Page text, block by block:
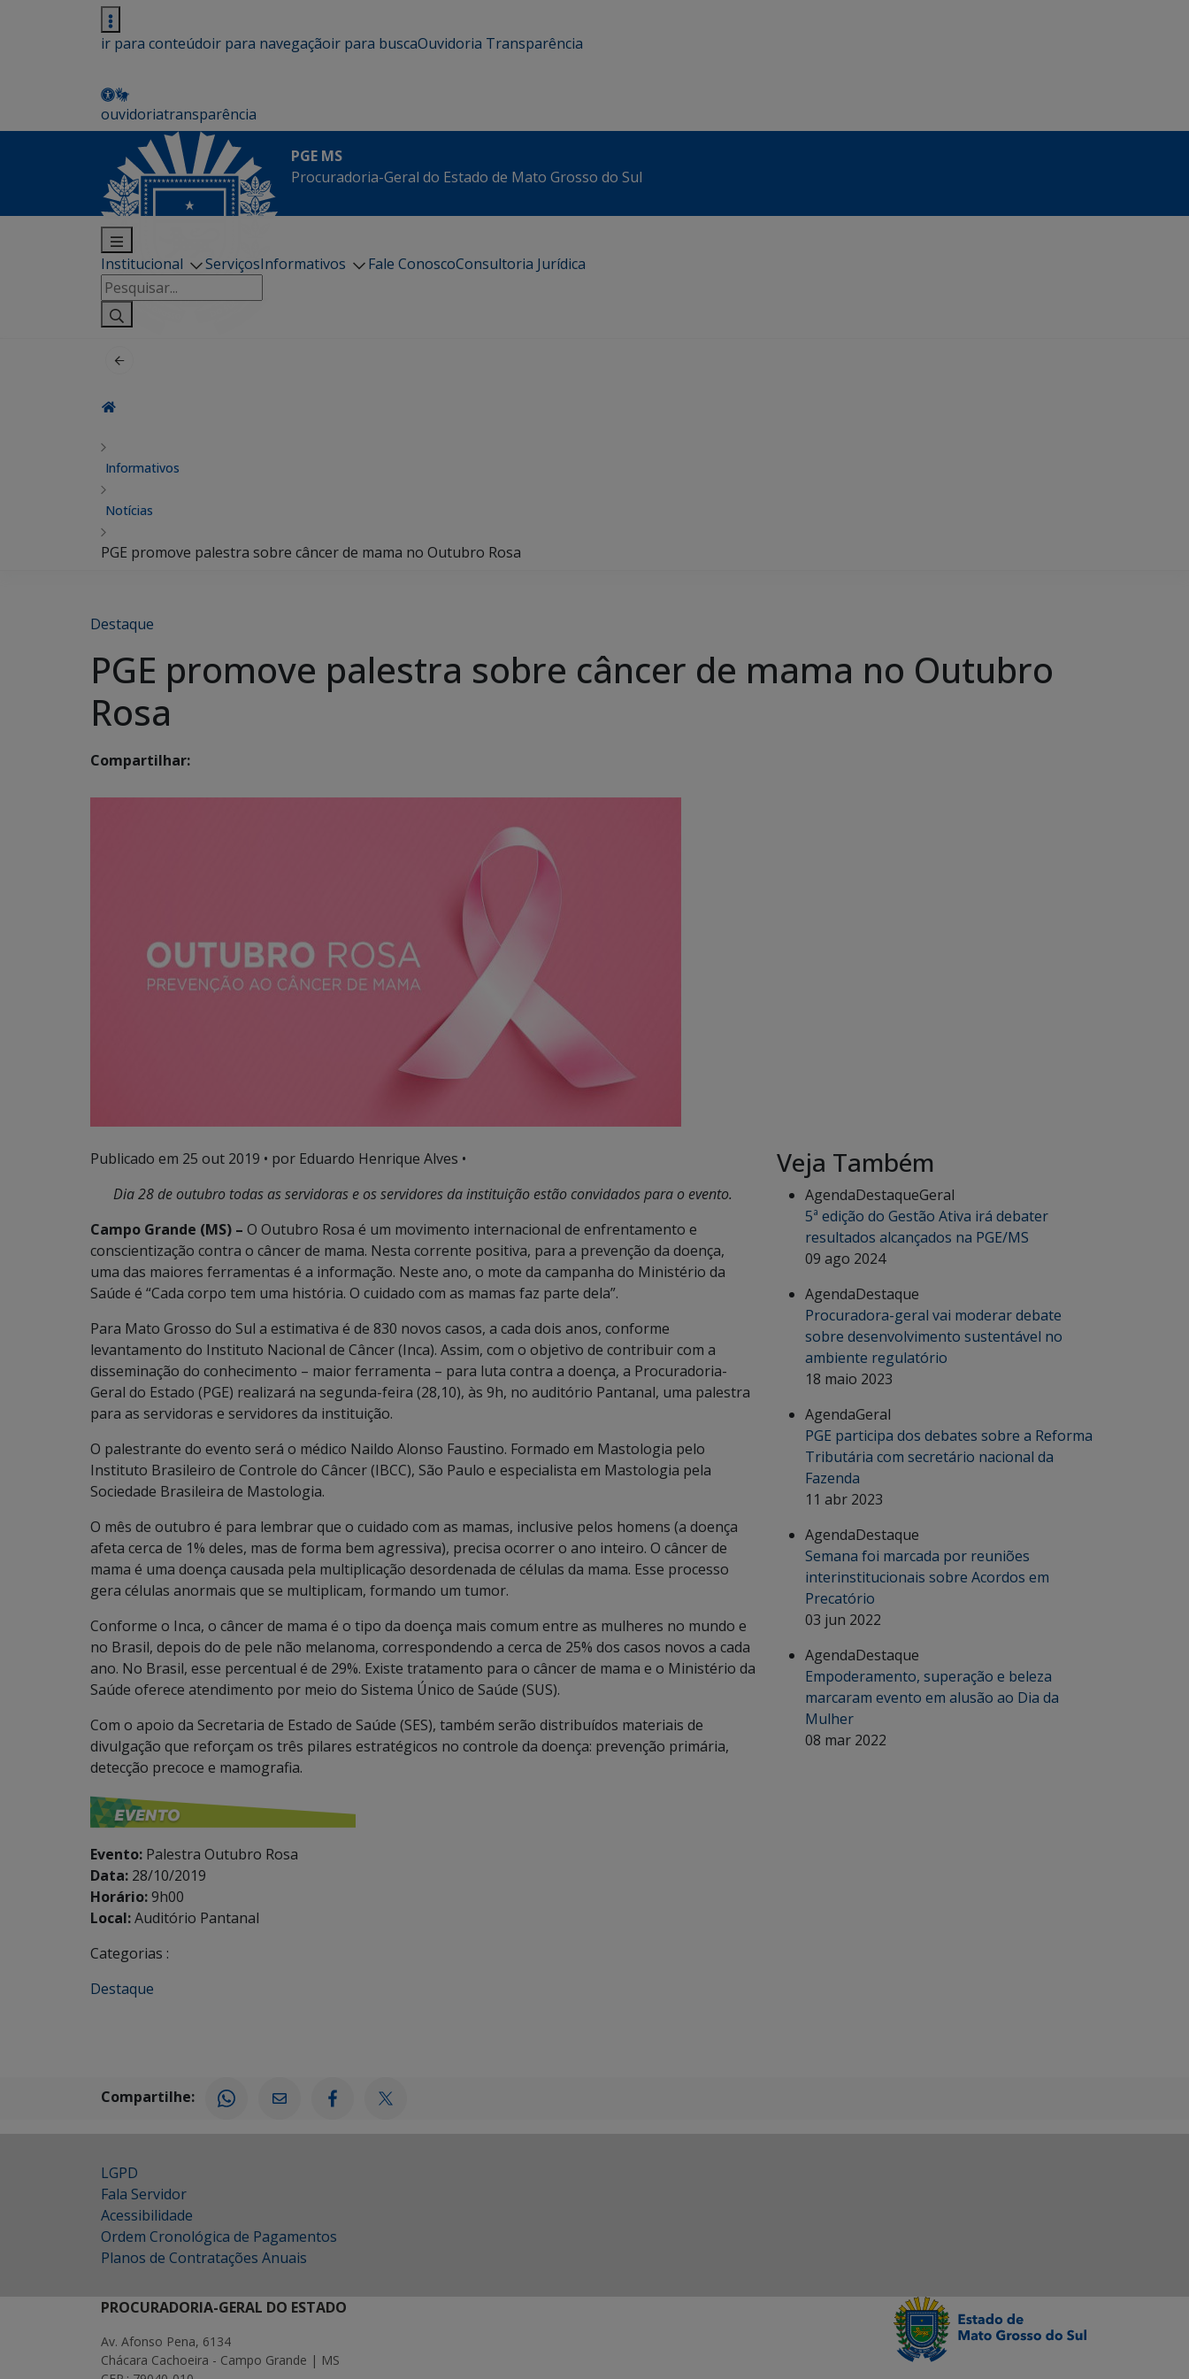
ir para conteúdoir para navegaçãoir para buscaOuvidoria Transparência
ouvidoriatransparência
PGE MS
Procuradoria-Geral do Estado de Mato Grosso do Sul
Institucional ServiçosInformativos Fale ConoscoConsultoria Jurídica
Pesquisar
por:
Informativos
Notícias
PGE promove palestra sobre câncer de mama no Outubro Rosa
Destaque
PGE promove palestra sobre câncer de mama no Outubro
Rosa
Compartilhar:
Publicado em 25 out 2019 • por Eduardo Henrique Alves •
Dia 28 de outubro todas as servidoras e os servidores da instituição estão convidados para o evento.
Campo Grande (MS) – O Outubro Rosa é um movimento internacional de enfrentamento e
conscientização contra o câncer de mama. Nesta corrente positiva, para a prevenção da doença,
uma das maiores ferramentas é a informação. Neste ano, o mote da campanha do Ministério da
Saúde é “Cada corpo tem uma história. O cuidado com as mamas faz parte dela”.
Para Mato Grosso do Sul a estimativa é de 830 novos casos, a cada dois anos, conforme
levantamento do Instituto Nacional de Câncer (Inca). Assim, com o objetivo de contribuir com a
disseminação do conhecimento – maior ferramenta – para luta contra a doença, a Procuradoria-
Geral do Estado (PGE) realizará na segunda-feira (28,10), às 9h, no auditório Pantanal, uma palestra
para as servidoras e servidores da instituição.
O palestrante do evento será o médico Naildo Alonso Faustino. Formado em Mastologia pelo
Instituto Brasileiro de Controle do Câncer (IBCC), São Paulo e especialista em Mastologia pela
Sociedade Brasileira de Mastologia.
O mês de outubro é para lembrar que o cuidado com as mamas, inclusive pelos homens (a doença
afeta cerca de 1% deles, mas de forma bem agressiva), precisa ocorrer o ano inteiro. O câncer de
mama é uma doença causada pela multiplicação desordenada de células da mama. Esse processo
gera células anormais que se multiplicam, formando um tumor.
Conforme o Inca, o câncer de mama é o tipo da doença mais comum entre as mulheres no mundo e
no Brasil, depois do de pele não melanoma, correspondendo a cerca de 25% dos casos novos a cada
ano. No Brasil, esse percentual é de 29%. Existe tratamento para o câncer de mama e o Ministério da
Saúde oferece atendimento por meio do Sistema Único de Saúde (SUS).
Com o apoio da Secretaria de Estado de Saúde (SES), também serão distribuídos materiais de
divulgação que reforçam os três pilares estratégicos no controle da doença: prevenção primária,
detecção precoce e mamografia.
Evento: Palestra Outubro Rosa
Data: 28/10/2019
Horário:9h00
Local:Auditório Pantanal
Categorias :
Destaque
Veja Também
AgendaDestaqueGeral
5ª edição do Gestão Ativa irá debater
resultados alcançados na PGE/MS
09 ago 2024
AgendaDestaque
Procuradora-geral vai moderar debate
sobre desenvolvimento sustentável no
ambiente regulatório
18 maio 2023
AgendaGeral
PGE participa dos debates sobre a Reforma
Tributária com secretário nacional da
Fazenda
11 abr 2023
AgendaDestaque
Semana foi marcada por reuniões
interinstitucionais sobre Acordos em
Precatório
03 jun 2022
AgendaDestaque
Empoderamento, superação e beleza
marcaram evento em alusão ao Dia da
Mulher
08 mar 2022
Compartilhe:
LGPD
Fala Servidor
Acessibilidade
Ordem Cronológica de Pagamentos
Planos de Contratações Anuais
PROCURADORIA-GERAL DO ESTADO
Av. Afonso Pena, 6134
Chácara Cachoeira - Campo Grande | MS